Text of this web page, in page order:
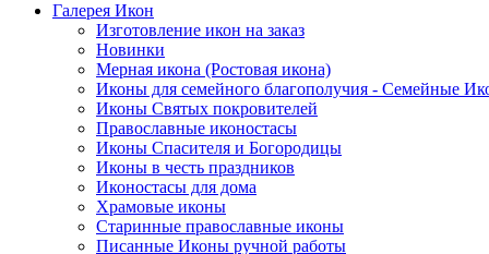
Галерея Икон
Изготовление икон на заказ
Новинки
Мерная икона (Ростовая икона)
Иконы для семейного благополучия - Семейные
Иконы Святых покровителей
Православные иконостасы
Иконы Спасителя и Богородицы
Иконы в честь праздников
Иконостасы для дома
Храмовые иконы
Старинные православные иконы
Писанные Иконы ручной работы